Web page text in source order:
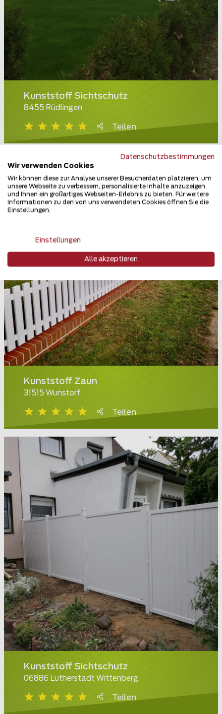
Kunststoff Sichtschutz
8455 Rüdlingen
Teilen
Kunststoff Zaun
31515 Wunstorf
Teilen
Kunststoff Sichtschutz
06886 Lutherstadt Wittenberg
Teilen
Datenschutzbestimmungen
Wir verwenden Cookies
Wir können diese zur Analyse unserer Besucherdaten platzieren, um
unsere Webseite zu verbessern, personalisierte Inhalte anzuzeigen
und Ihnen ein großartiges Webseiten-Erlebnis zu bieten. Für weitere
Informationen zu den von uns verwendeten Cookies öffnen Sie die
Einstellungen.
Einstellungen
Alle akzeptieren